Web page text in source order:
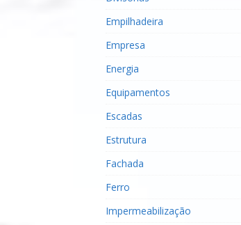
Empilhadeira
Empresa
Energia
Equipamentos
Escadas
Estrutura
Fachada
Ferro
Impermeabilização